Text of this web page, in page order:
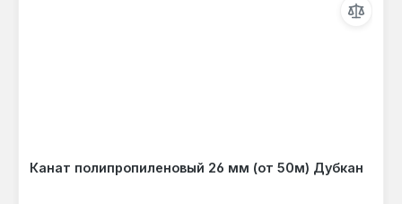
Канат полипропиленовый 26 мм (от 50м) Дубкан